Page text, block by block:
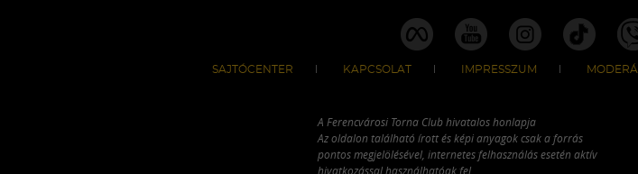
SAJTÓCENTER KAPCSOLAT IMPRESSZUM
A Ferencvárosi Torna Club hivatalos honlapja
Az oldalon található írott és képi anyagok csak a forrás
pontos megjelölésével, internetes felhasználás esetén aktív
hivatkozással használhatóak fel.